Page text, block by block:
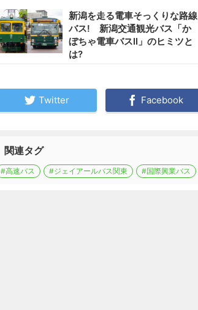
新潟を走る電車そっくりな路線
バス! 新潟交通観光バス「か
ぼちゃ電車バスII」のヒミツと
は?
Twitter Facebook
関連タグ
#高速バス #ジェイアールバス関東 #国際興業バス